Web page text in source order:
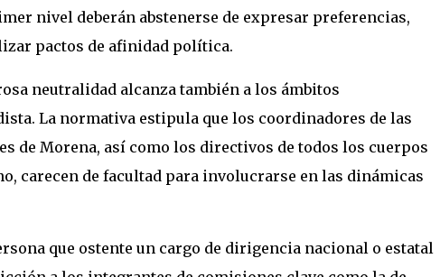
nivel deberán abstenerse de expresar preferencias,
pactos de afinidad política.
neutralidad alcanza también a los ámbitos
La normativa estipula que los coordinadores de las
de Morena, así como los directivos de todos los cuerpos
carecen de facultad para involucrarse en las dinámicas
que ostente un cargo de dirigencia nacional o estatal